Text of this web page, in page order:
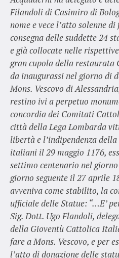
Filandoli di Casimiro di
nome e vece l’atto solenne
consegna delle suddette 24
e già collocate nelle
gran cupola della restaurata
da inaugurassi nel giorno di
Mons. Vescovo di
restino ivi a perpetuo
concordia dei Comitati
città della Lega Lombarda
libertà e l’indipendenza
italiani il 29 maggio 1176,
settimo centenario nel
giorno seguente il 27 aprile
avveniva come stabilito, la
ufficiale delle Statue: “…E’
Sig. Dott. Ugo Flandoli,
della Gioventù Cattolica
fare a Mons. Vescovo, e per
l’atto di donazione delle